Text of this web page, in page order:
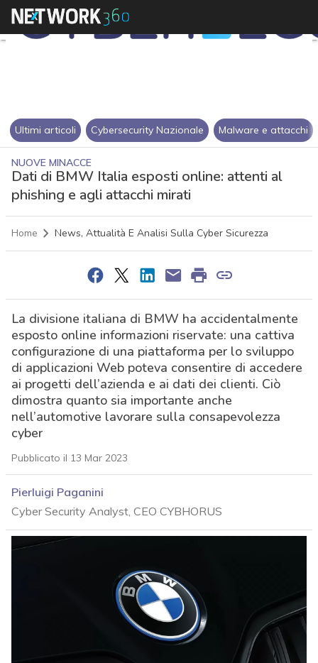
Ultimi articoli Cybersecurity Nazionale Malware e attacchi
NUOVE MINACCE
Dati di BMW Italia esposti online: attenti al
phishing e agli attacchi mirati
Home News, Attualità E Analisi Sulla Cyber Sicurezza
La divisione italiana di BMW ha accidentalmente
esposto online informazioni riservate: una cattiva
configurazione di una piattaforma per lo sviluppo
di applicazioni Web poteva consentire di accedere
ai progetti dell’azienda e ai dati dei clienti. Ciò
dimostra quanto sia importante anche
nell’automotive lavorare sulla consapevolezza
cyber
Pubblicato il 13 Mar 2023
Pierluigi Paganini
Cyber Security Analyst, CEO CYBHORUS